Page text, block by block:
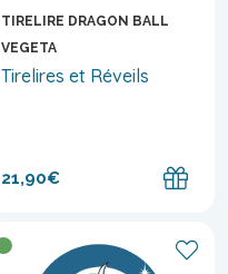
TIRELIRE DRAGON BALL
VEGETA
Tirelires et Réveils
21,90€